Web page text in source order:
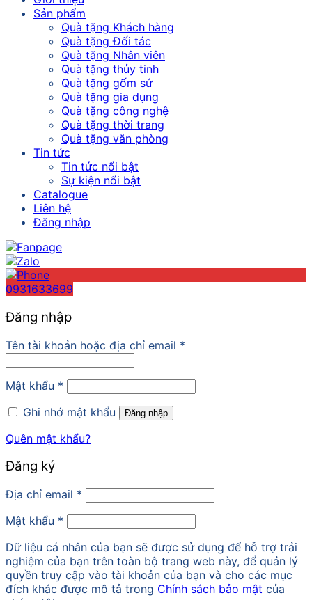
Sản phẩm
Quà tặng Khách hàng
Quà tặng Đối tác
Quà tặng Nhân viên
Quà tặng thủy tinh
Quà tặng gốm sứ
Quà tặng gia dụng
Quà tặng công nghệ
Quà tặng thời trang
Quà tặng văn phòng
Tin tức
Tin tức nổi bật
Sự kiện nổi bật
Catalogue
Liên hệ
Đăng nhập
0931633699
Đăng nhập
Tên tài khoản hoặc địa chỉ email *
Mật khẩu *
Ghi nhớ mật khẩu
Đăng nhập
Quên mật khẩu?
Đăng ký
Địa chỉ email *
Mật khẩu *
Dữ liệu cá nhân của bạn sẽ được sử dụng để hỗ trợ trải
nghiệm của bạn trên toàn bộ trang web này, để quản lý
quyền truy cập vào tài khoản của bạn và cho các mục
đích khác được mô tả trong Chính sách bảo mật của